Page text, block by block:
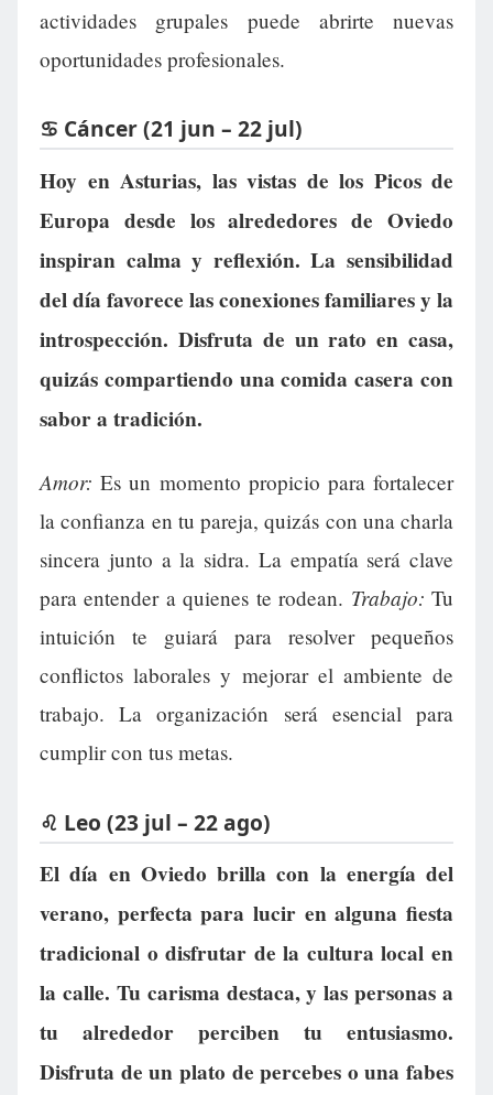
actividades grupales puede abrirte nuevas
oportunidades profesionales.
♋ Cáncer (21 jun – 22 jul)
Hoy en Asturias, las vistas de los Picos de
Europa desde los alrededores de Oviedo
inspiran calma y reflexión. La sensibilidad
del día favorece las conexiones familiares y la
introspección. Disfruta de un rato en casa,
quizás compartiendo una comida casera con
sabor a tradición.
Amor: Es un momento propicio para fortalecer
la confianza en tu pareja, quizás con una charla
sincera junto a la sidra. La empatía será clave
para entender a quienes te rodean. Trabajo: Tu
intuición te guiará para resolver pequeños
conflictos laborales y mejorar el ambiente de
trabajo. La organización será esencial para
cumplir con tus metas.
♌ Leo (23 jul – 22 ago)
El día en Oviedo brilla con la energía del
verano, perfecta para lucir en alguna fiesta
tradicional o disfrutar de la cultura local en
la calle. Tu carisma destaca, y las personas a
tu alrededor perciben tu entusiasmo.
Disfruta de un plato de percebes o una fabes